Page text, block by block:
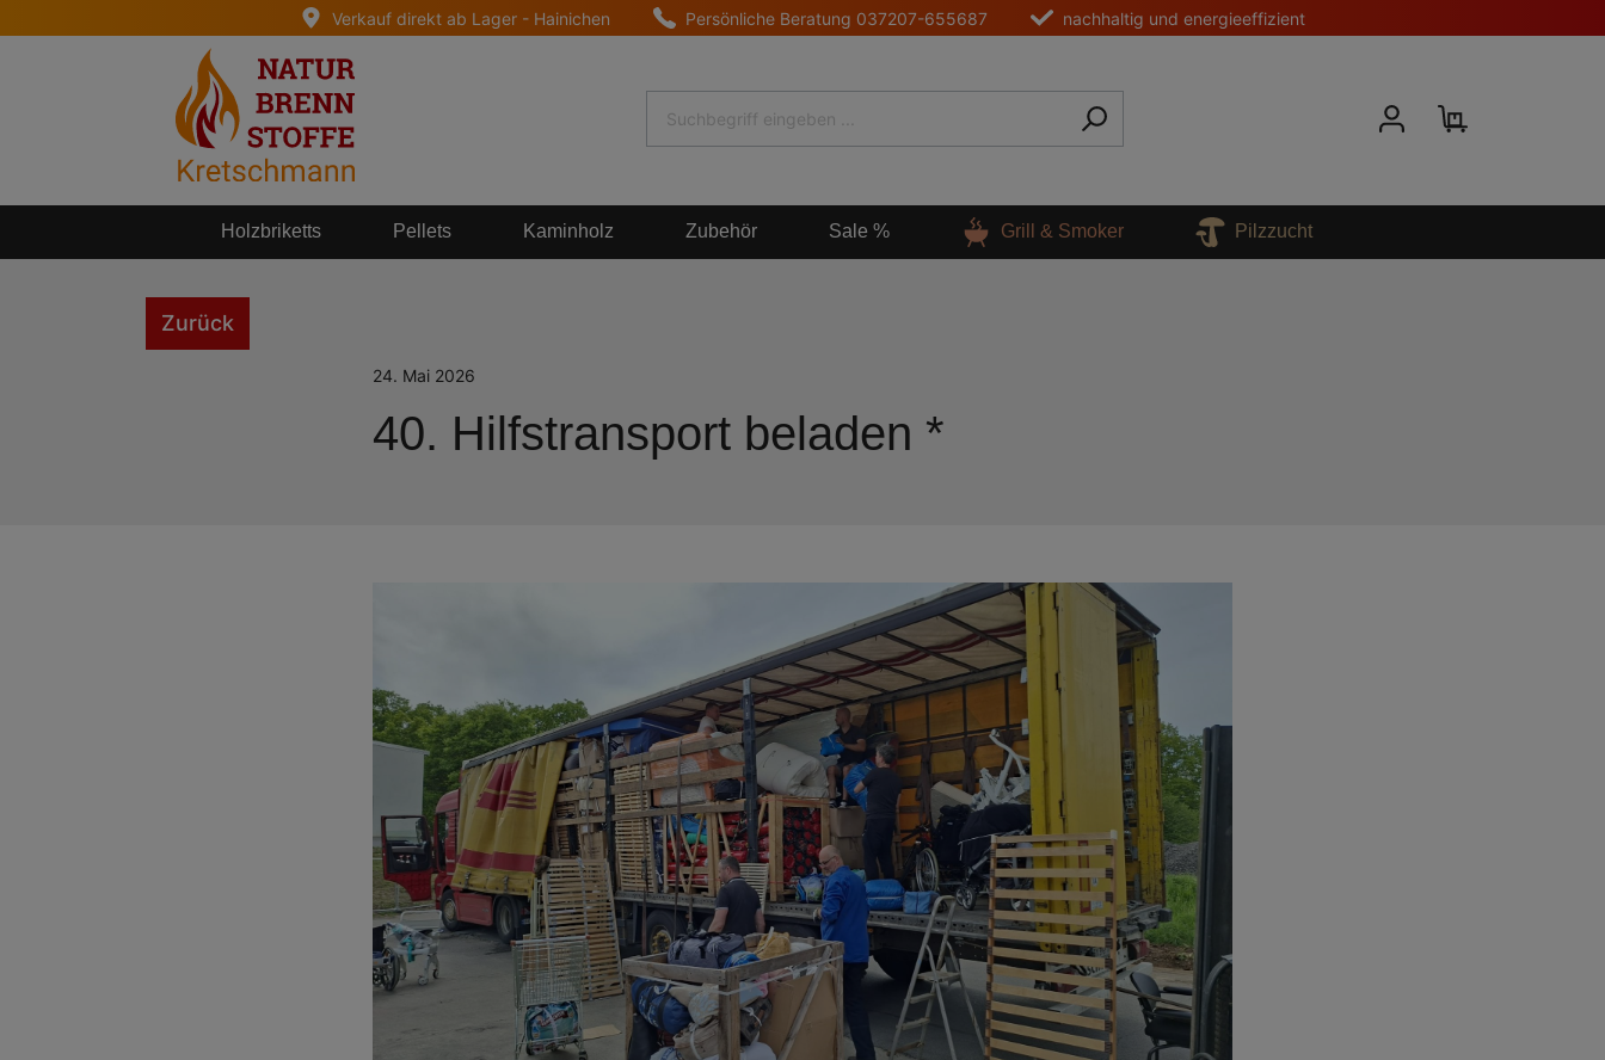
Zur Hauptnavigation springenVerkauf direkt ab Lager - Hainichen Persönliche Beratung 037207-655687 nachhaltig und energieeffizient
Holzbriketts Pellets Kaminholz Zubehör Sale % Grill & Smoker Pilzzucht
Zurück
24. Mai 2026
40. Hilfstransport beladen *